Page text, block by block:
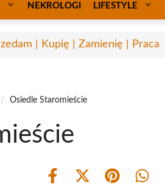
NEKROLOGI LIFESTYLE
| Kupię | Zamienię | Praca
/ Osiedle Staromieście
Share
Share Share Share